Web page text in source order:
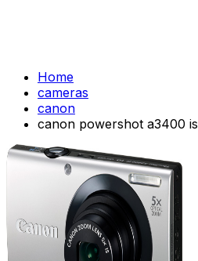
Home
cameras
canon
canon powershot a3400 is